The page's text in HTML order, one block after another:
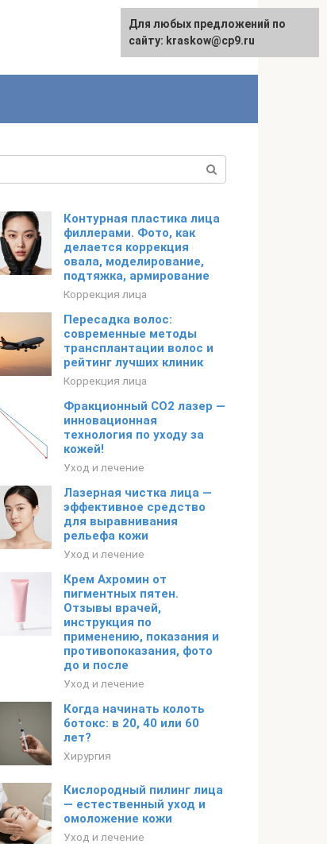
Контурная пластика лица
филлерами. Фото, как
делается коррекция
овала, моделирование,
подтяжка, армирование
Коррекция лица
Пересадка волос:
современные методы
трансплантации волос и
рейтинг лучших клиник
Коррекция лица
Фракционный CO2 лазер —
инновационная
технология по уходу за
кожей!
Уход и лечение
Лазерная чистка лица —
эффективное средство
для выравнивания
рельефа кожи
Уход и лечение
Крем Ахромин от
пигментных пятен.
Отзывы врачей,
инструкция по
применению, показания и
противопоказания, фото
до и после
Уход и лечение
Когда начинать колоть
ботокс: в 20, 40 или 60
лет?
Хирургия
Кислородный пилинг лица
— естественный уход и
омоложение кожи
Уход и лечение
Для любых предложений по
сайту: kraskow@cp9.ru